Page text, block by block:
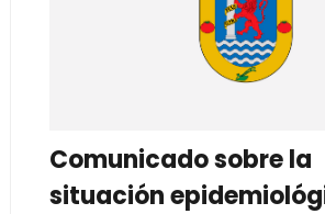
Comunicado sobre la
situación